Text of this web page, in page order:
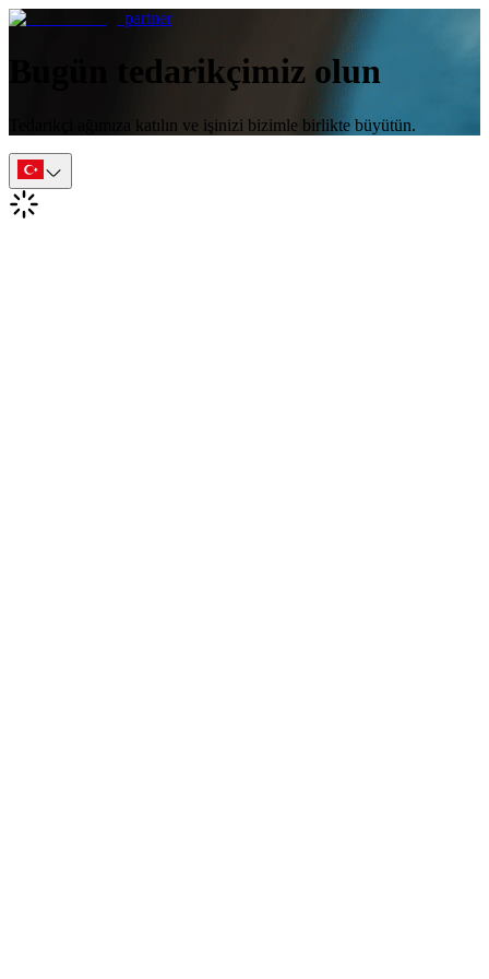
partner
Bugün tedarikçimiz olun
Tedarikçi ağımıza katılın ve işinizi bizimle birlikte büyütün.